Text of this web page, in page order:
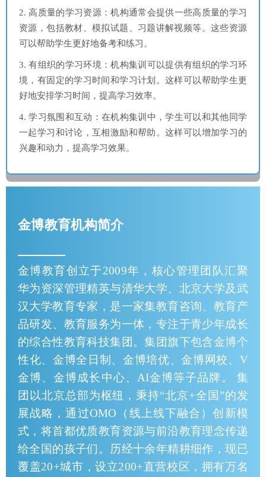
2. 高质量的学习资源：机构通常会提供一些高质量的学习
资源，包括教材、模拟试题、习题讲解视频等。这些资源
可以帮助学生更好地备考和练习。
3. 有组织的学习环境：机构集训可以提供有组织的学习环
境，有固定的学习时间和学习计划。这样可以帮助学生更
好地安排学习时间，提高学习效率。
4. 学习氛围和互动：在机构集训中，学生可以和其他同学
一起学习和讨论，互相激励和帮助。这样可以增加学习的
兴趣和动力，提高学习效果。
金博教育机构简介
金博教育创立于2009年，核心管理团队汇聚
华为资深管理精英与清华大学、北京大学及武
汉大学教育专家，是一家集教育咨询、教育产
品研发、教育服务为一体，专注于青少年成长
的综合性教育科技集团。集团旗下包含金博个
性化、金博全日制、金博培优、金博网校、V
金博、金博成长中心、AI金博等子品牌。 集
团以北京总部为枢纽，秉持“北京+全国”的发
展战略，通过OMO（线上线下融合）创新模
式，将首都优质教育资源与前沿教育理念传递
给全国的孩子们。历经十余年精耕细作，现已
覆盖20+城市，设立200+直营校区，拥有万名